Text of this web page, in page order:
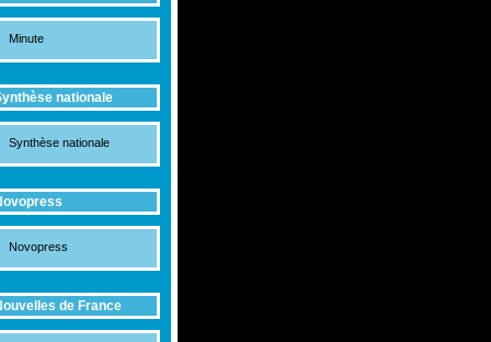
Minute
nationale
Synthèse nationale
Novopress
de France